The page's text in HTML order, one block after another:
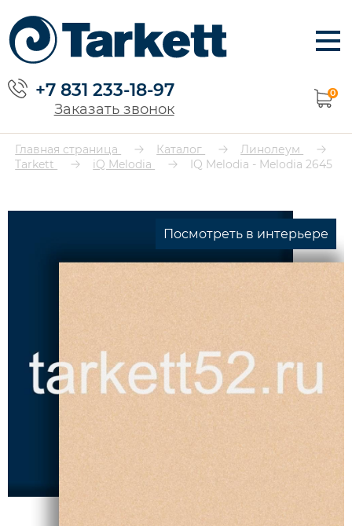
+7 831 233-18-97
Заказать звонок
0
Главная страница Каталог
Линолеум
Tarkett
iQ Melodia IQ Melodia - Melodia 2645
Посмотреть в интерьере